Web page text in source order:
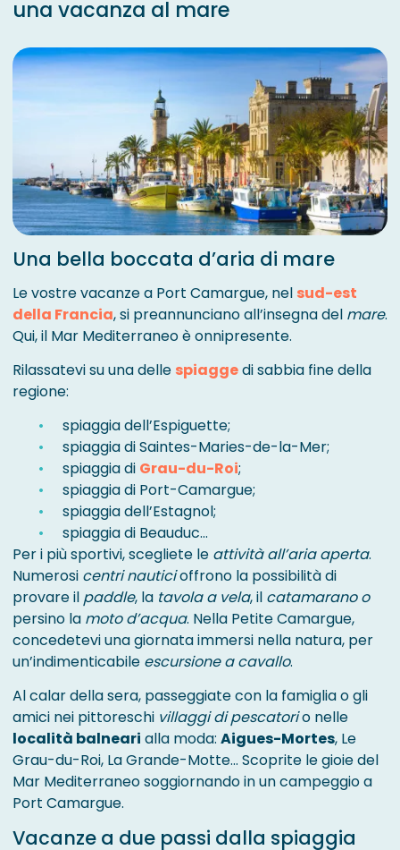
una vacanza al mare
Una bella boccata d’aria di mare
Le vostre vacanze a Port Camargue, nel sud-est
della Francia, si preannunciano all’insegna del mare.
Qui, il Mar Mediterraneo è onnipresente.
Rilassatevi su una delle spiaggedi sabbia fine della
regione:
spiaggia dell’Espiguette;
spiaggia di Saintes-Maries-de-la-Mer;
spiaggia di Grau-du-Roi;
spiaggia di Port-Camargue;
spiaggia dell’Estagnol;
spiaggia di Beauduc…
Per i più sportivi, scegliete le attività all’aria aperta.
Numerosi centri nauticioffrono la possibilità di
provare il paddle, la tavola a vela, il catamarano o
persino la moto d’acqua. Nella Petite Camargue,
concedetevi una giornata immersi nella natura, per
un’indimenticabile escursione a cavallo.
Al calar della sera, passeggiate con la famiglia o gli
amici nei pittoreschi villaggi di pescatorio nelle
località balneari alla moda: Aigues-Mortes, Le
Grau-du-Roi, La Grande-Motte… Scoprite le gioie del
Mar Mediterraneo soggiornando in un campeggio a
Port Camargue.
Vacanze a due passi dalla spiaggia